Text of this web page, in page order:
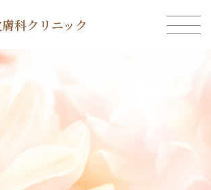
科クリニック